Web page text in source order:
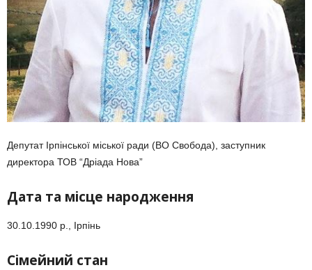
Депутат Ірпінської міської ради (ВО Свобода), заступник
директора ТОВ “Дріада Нова”
Дата та місце народження
30.10.1990 р., Ірпінь
Сімейний стан